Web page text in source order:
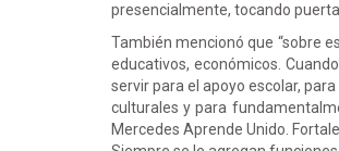
presencialmente, tocando
También mencionó que “sobre
educativos, económicos.
servir para el apoyo escolar,
culturales y para
Mercedes Aprende Unido.